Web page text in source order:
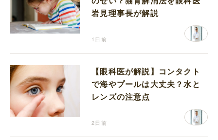
岩見理事長が解説
1日前
【眼科医が解説】コンタクト
で海やプールは大丈夫？水と
レンズの注意点
2日前